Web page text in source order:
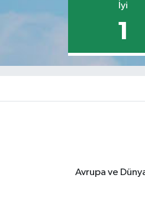
İyi
1
Avrupa ve